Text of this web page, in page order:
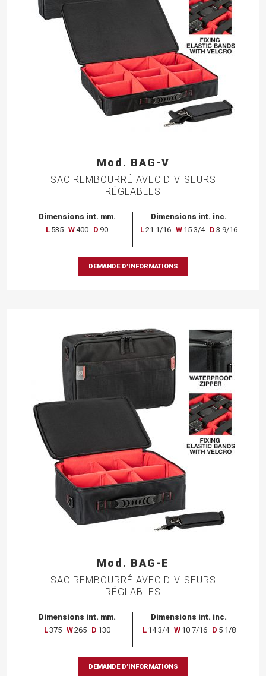
Mod. BAG-V
SAC REMBOURRÉ AVEC DIVISEURS
RÉGLABLES
Dimensions int. mm.
L 535 W400 D 90
Dimensions int. inc.
L21 1/16 W 15 3/4 D 3 9/16
DEMANDE D’INFORMATIONS
Mod. BAG-E
SAC REMBOURRÉ AVEC DIVISEURS
RÉGLABLES
Dimensions int. mm.
L375 W265 D 130
Dimensions int. inc.
L 14 3/4 W 10 7/16 D 5 1/8
DEMANDE D’INFORMATIONS